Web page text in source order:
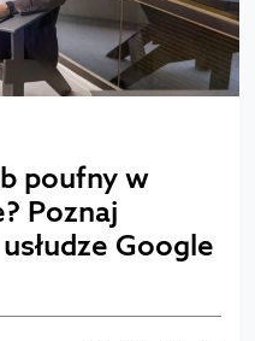
poufny w
Poznaj
Google